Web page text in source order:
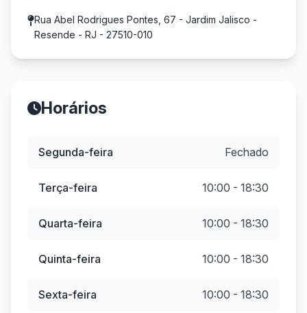
Rua Abel Rodrigues Pontes, 67 - Jardim Jalisco -
Resende - RJ - 27510-010
Horários
Segunda-feira Fechado
Terça-feira 10:00 - 18:30
Quarta-feira 10:00 - 18:30
Quinta-feira 10:00 - 18:30
Sexta-feira 10:00 - 18:30